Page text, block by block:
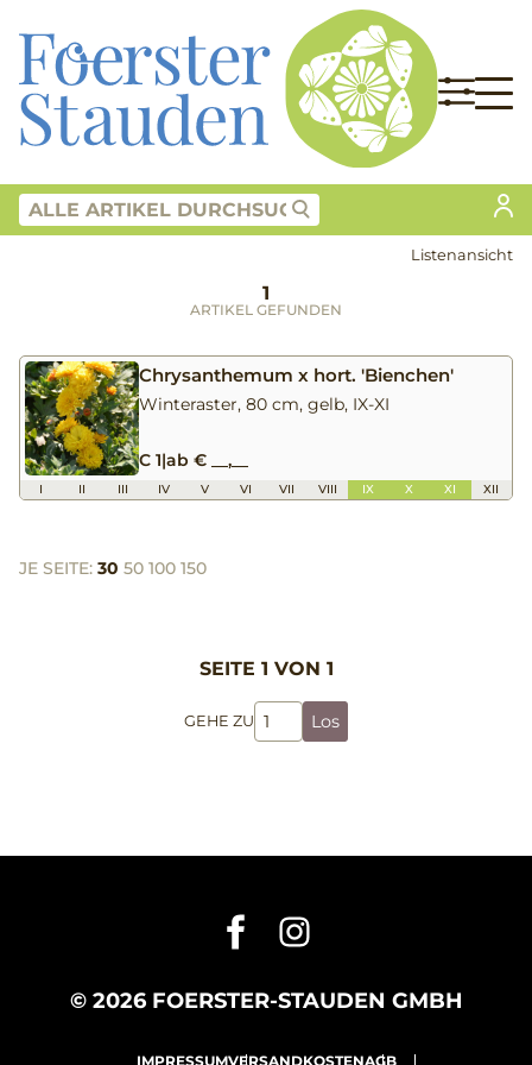
Listenansicht
1
ARTIKEL GEFUNDEN
Chrysanthemum x hort. 'Bienchen'
Winteraster, 80 cm, gelb, IX-XI
C 1|ab € __,__
I II III IV V VI VII VIII IX X XI XII
JE SEITE: 30 50 100 150
SEITE 1 VON 1
GEHE ZU Los
© 2026 FOERSTER-STAUDEN GMBH
IMPRESSUMVERSANDKOSTENAGB